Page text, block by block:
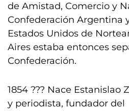
de Amistad, Comercio y
Confederación Argentina
Estados Unidos de
Aires estaba entonces
Confederación.
1854 ??? Nace Estanislao
y periodista, fundador del